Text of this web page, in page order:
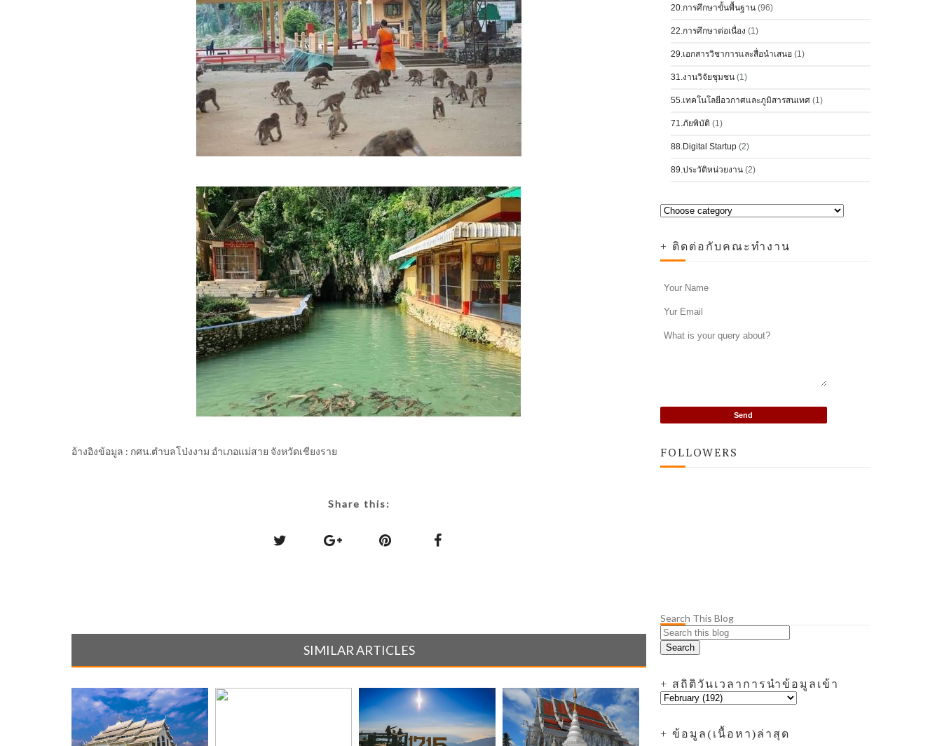
อ้างอิงข้อมูล : กศน.ตำบลโป่งงาม อำเภอแม่สาย จังหวัดเชียงราย
Share this:
SIMILAR ARTICLES
20.การศึกษาขั้นพื้นฐาน (96)
22.การศึกษาต่อเนื่อง (1)
29.เอกสารวิชาการและสื่อนำเสนอ (1)
31.งานวิจัยชุมชน (1)
55.เทคโนโลยีอวกาศและภูมิสารสนเทศ (1)
71.ภัยพิบัติ (1)
88.Digital Startup (2)
89.ประวัติหน่วยงาน (2)
+ ติดต่อกับคณะทำงาน
FOLLOWERS
Search This Blog
+ สถิติวันเวลาการนำข้อมูลเข้า
+ ข้อมูล(เนื้อหา)ล่าสุด